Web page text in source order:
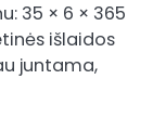
35 × 6 × 365
išlaidos
juntama,